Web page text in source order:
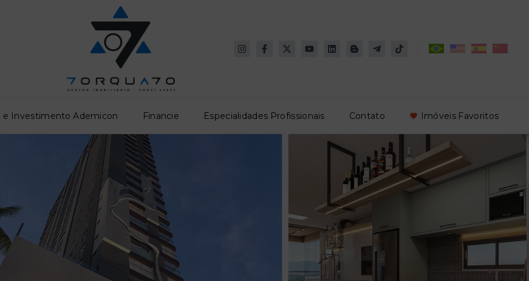
e Investimento Ademicon Financie Especialidades Profissionais Contato Imóveis Favoritos